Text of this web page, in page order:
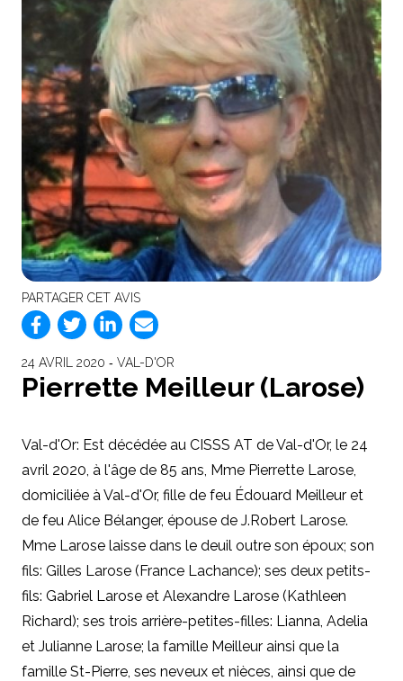
PARTAGER CET AVIS
24 AVRIL 2020 ‐ VAL-D'OR
Pierrette Meilleur (Larose)
Val-d'Or: Est décédée au CISSS AT de Val-d'Or, le 24
avril 2020, à l'âge de 85 ans, Mme Pierrette Larose,
domiciliée à Val-d'Or, fille de feu Édouard Meilleur et
de feu Alice Bélanger, épouse de J.Robert Larose.
Mme Larose laisse dans le deuil outre son époux; son
fils: Gilles Larose (France Lachance); ses deux petits-
fils: Gabriel Larose et Alexandre Larose (Kathleen
Richard); ses trois arrière-petites-filles: Lianna, Adelia
et Julianne Larose; la famille Meilleur ainsi que la
famille St-Pierre, ses neveux et nièces, ainsi que de